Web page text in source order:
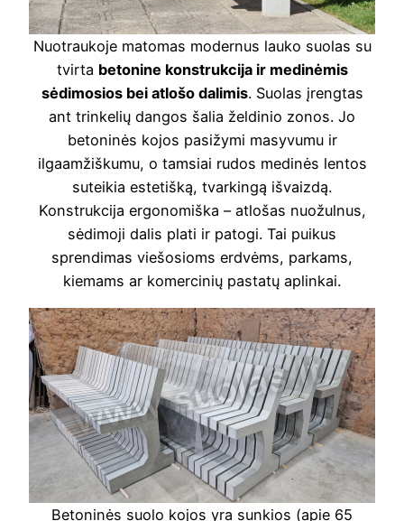
Nuotraukoje matomas modernus lauko suolas su
tvirta betonine konstrukcija ir medinėmis
sėdimosios bei atlošo dalimis. Suolas įrengtas
ant trinkelių dangos šalia želdinio zonos. Jo
betoninės kojos pasižymi masyvumu ir
ilgaamžiškumu, o tamsiai rudos medinės lentos
suteikia estetišką, tvarkingą išvaizdą.
Konstrukcija ergonomiška – atlošas nuožulnus,
sėdimoji dalis plati ir patogi. Tai puikus
sprendimas viešosioms erdvėms, parkams,
kiemams ar komercinių pastatų aplinkai.
Betoninės suolo kojos yra sunkios (apie 65